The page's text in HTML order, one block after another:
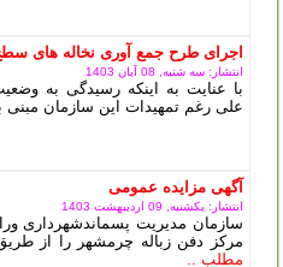
اجرای طرح جمع آوری نخاله های
انتشار: سه شنبه, 08 آبان 1403
با عنایت به اینکه رسیدگی به
علی رغم تمهیدات این سازمان مبنی
آگهی مزایده عمومی
انتشار: یکشنبه, 09 ارديبهشت 1403
سازمان مدیریت پسماندشهرداری
مرکز دفن زباله چرمشهر را از
مطلب ..